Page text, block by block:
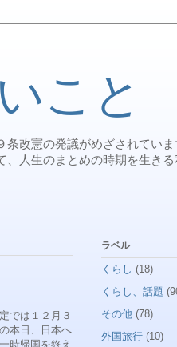
こと
改憲の発議がめざされてい
人生のまとめの時期を生き
では１２月３
本日、日本へ
時帰国を終え
ラベル
くらし (18)
くらし、話題
その他 (78)
外国旅行 (10)